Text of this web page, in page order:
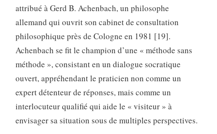
attribué à Gerd B. Achenbach, un philosophe
allemand qui ouvrit son cabinet de consultation
philosophique près de Cologne en 1981 [19].
Achenbach se fit le champion d’une « méthode sans
méthode », consistant en un dialogue socratique
ouvert, appréhendant le praticien non comme un
expert détenteur de réponses, mais comme un
interlocuteur qualifié qui aide le « visiteur » à
envisager sa situation sous de multiples perspectives.